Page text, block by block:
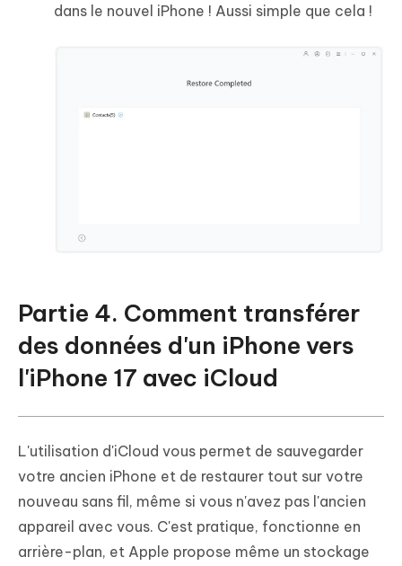
dans le nouvel iPhone ! Aussi simple que cela !
Partie 4. Comment transférer
des données d'un iPhone vers
l'iPhone 17 avec iCloud
L'utilisation d'iCloud vous permet de sauvegarder
votre ancien iPhone et de restaurer tout sur votre
nouveau sans fil, même si vous n'avez pas l'ancien
appareil avec vous. C'est pratique, fonctionne en
arrière-plan, et Apple propose même un stockage